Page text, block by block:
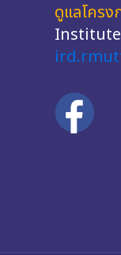
ดูแลโครง
Institute